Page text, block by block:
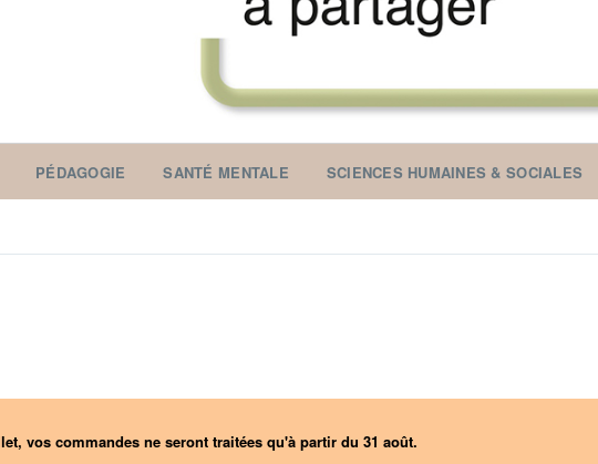
PÉDAGOGIE SANTÉ MENTALE SCIENCES HUMAINES & SOCIALES
vos commandes ne seront traitées qu'à partir du 31 août.